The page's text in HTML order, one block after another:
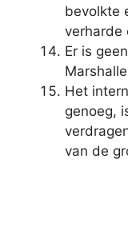
bevolkte
verharde
Er is
Het
genoeg,
van de